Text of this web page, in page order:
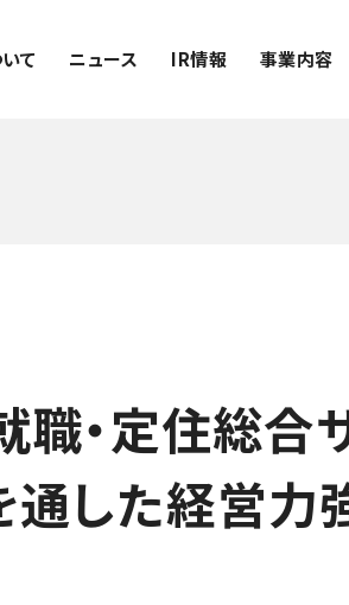
て ニュース IR情報 事業内容
・定住総合
した経営力